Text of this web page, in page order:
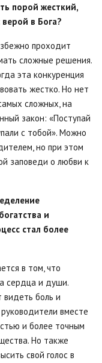
порой жесткий,
в Бога?
проходит
сложные решения.
эта конкуренция
жестко. Но нет
сложных, на
закон: «Поступай
с тобой». Можно
но при этом
заповеди о любви к
и
стал более
в том, что
сердца и души.
боль и
вместе
и более точным
Но также
свой голос в